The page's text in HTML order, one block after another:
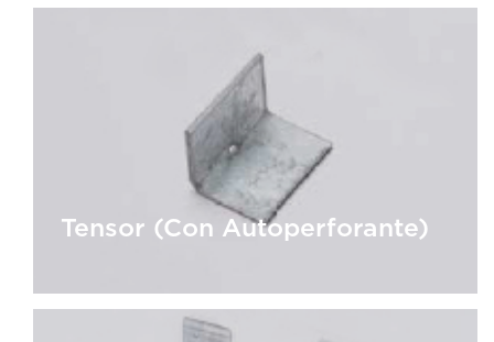
Arandela (Anclaje Mecánico)
Tensor (Con Autoperforante)